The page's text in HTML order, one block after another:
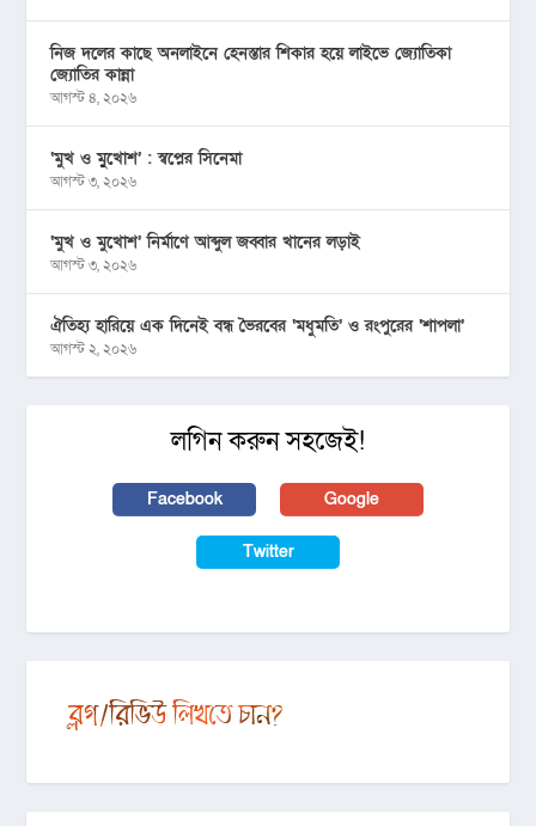
নিজ দলের কাছে অনলাইনে হেনস্তার শিকার হয়ে লাইভে জ্যোতিকা
জ্যোতির কান্না
আগস্ট ৪, ২০২৬
‘মুখ ও মু্খোশ’ : স্বপ্নের সিনেমা
আগস্ট ৩, ২০২৬
‘মুখ ও মুখোশ’ নির্মাণে আব্দুল জব্বার খানের লড়াই
আগস্ট ৩, ২০২৬
ঐতিহ্য হারিয়ে এক দিনেই বন্ধ ভৈরবের ‘মধুমতি’ ও রংপুরের ‘শাপলা’
আগস্ট ২, ২০২৬
লগিন করুন সহজেই!
Facebook Google
Twitter